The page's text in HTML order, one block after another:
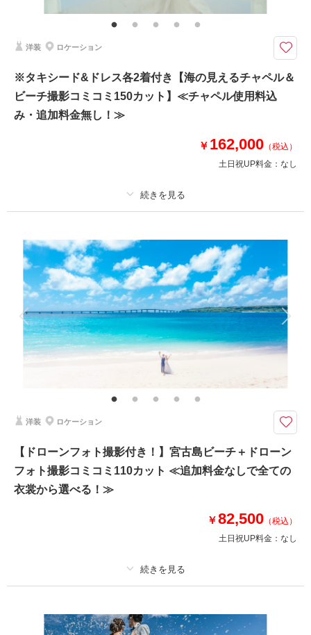
ブーケ&ブートニア／アクセサリー小物／撮影アイテム(※持込OK)／写真ク
オリティ補正／撮影カットリクエスト／専任アテンド／雨天補償 ※ドレス
間：午前中〜サンセットまで ◆カット数：350カット以上
※ダウンロード形式で撮影した全データ納品確約！
※撮影地によって使用料が必要な場所は別途実費にて当日精算となります
撮影日：
2026年5月1日
撮影場所：宮古島 （沖縄）
相談予約する 撮影日の空き
洋装 ロケーション
※タキシード&ドレス各2着付き【海の見えるチャペル＆
ビーチ撮影コミコミ150カット】≪チャペル使用料込
み・追加料金無し！≫
￥ 162,000 （税込）
土日祝UP料金： なし
撮影料 新婦衣装2着 新郎衣装2着
着付け ヘアメイク 小物一式
アルバム データ 150 カット 台紙付写真
衣装追加 会食 挙式
家族と撮影
その他含むもの
ドレス(プレミアムドレス含む)／タキシード／ワイシャツ&タイ／靴／造花
ブーケ&ブートニア／ベール／アクセサリー小物／撮影アイテム(※持ち込み
OK)／写真クオリティ補正／撮影カットリクエスト／専任アテンド ※ドレ
約6時間《ダウンロード形式で全データ納品確約！》
★新郎新婦様衣裳2着付き★
※追加料金なしでお選びいただけます！
⚫︎2着目：白ドレス・カラードレスのどちらでもお選びいただけます
※チャペルは撮影希望日の3か月前から予約可能です
来店・オンライン を確認する
洋装 ロケーション
【ドローンフォト撮影付き！】宮古島ビーチ＋ドローン
フォト撮影コミコミ110カット ≪追加料金なしで全ての
衣裳から選べる！≫
￥82,500 （税込）
土日祝UP料金： なし
撮影料 新婦衣装1着 新郎衣装1着